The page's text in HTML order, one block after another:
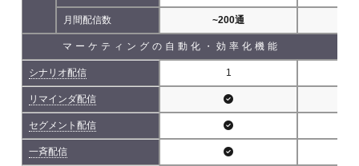
月間配信数 ~200通
マーケティングの自動化・効率化機能
シナリオ配信 1
リマインダ配信
セグメント配信
一斉配信